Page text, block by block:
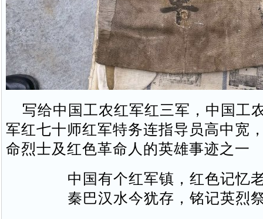
写给中国工农红军红三军，中国工
军红七十师红军特务连指导员高中宽
命烈士及红色革命人的英雄事迹之一
中国有个红军镇，红色记忆
秦巴汉水今犹存，铭记英烈